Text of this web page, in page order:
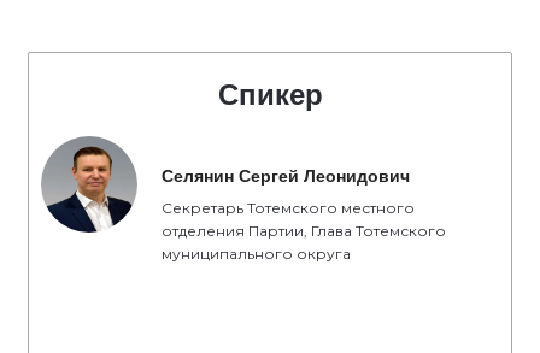
Спикер
Селянин Сергей Леонидович
Секретарь Тотемского местного
отделения Партии, Глава Тотемского
муниципального округа